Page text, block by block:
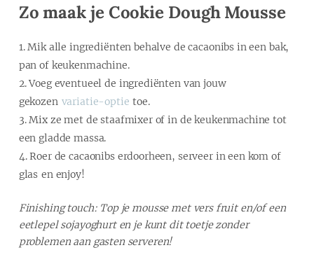
Zo maak je Cookie Dough Mousse
Mik alle ingrediënten behalve de cacaonibs in een bak,
pan of keukenmachine.
Voeg eventueel de ingrediënten van jouw
gekozen variatie-optie toe.
Mix ze met de staafmixer of in de keukenmachine tot
een gladde massa.
Roer de cacaonibs erdoorheen, serveer in een kom of
glas en enjoy!
Finishing touch: Top je mousse met vers fruit en/of een
eetlepel sojayoghurt en je kunt dit toetje zonder
problemen aan gasten serveren!